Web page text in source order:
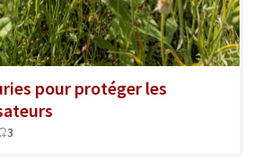
pour protéger les
3